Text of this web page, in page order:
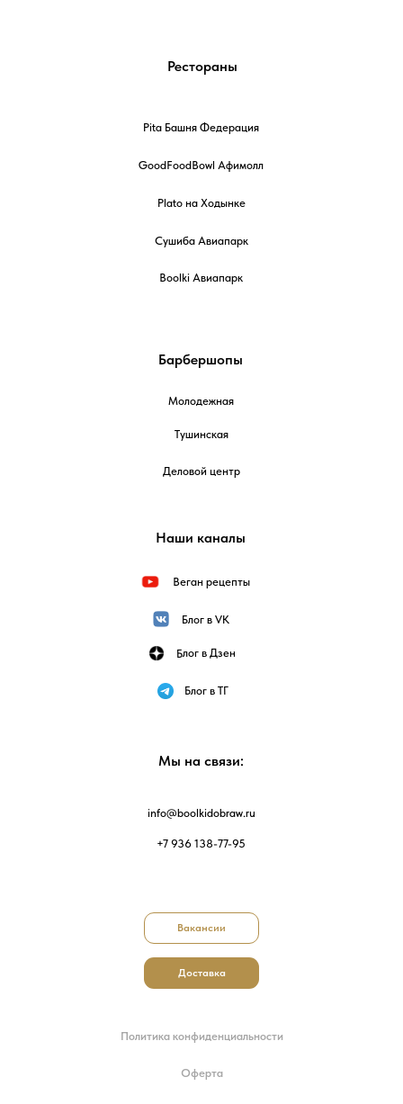
Политика конфиденциальности
Оферта
Барбершопы
Молодежная
Тушинская
Деловой центр
Рестораны
Pita Башня Федерация
GoodFoodBowl Афимолл
Plato на Ходынке
Сушиба Авиапарк
Boolki Авиапарк
Наши каналы
Блог в VK
Веган рецепты
Блог в ТГ
Блог в Дзен
Мы на связи:
info@boolkidobraw.ru
+7 936 138-77-95
Доставка
Вакансии